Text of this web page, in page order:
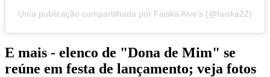
Uma publicação compartilhada por Faiska Alve's (@faiska22)
E mais - elenco de "Dona de Mim" se
reúne em festa de lançamento; veja fotos